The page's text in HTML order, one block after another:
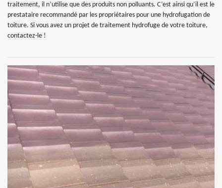
traitement, il n’utilise que des produits non polluants. C’est ainsi qu’il est le
prestataire recommandé par les propriétaires pour une hydrofugation de
toiture. Si vous avez un projet de traitement hydrofuge de votre toiture,
contactez-le !